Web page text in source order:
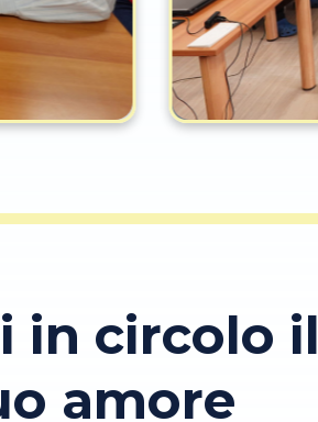
in circolo il
amore